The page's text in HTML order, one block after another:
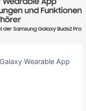
Wearable App